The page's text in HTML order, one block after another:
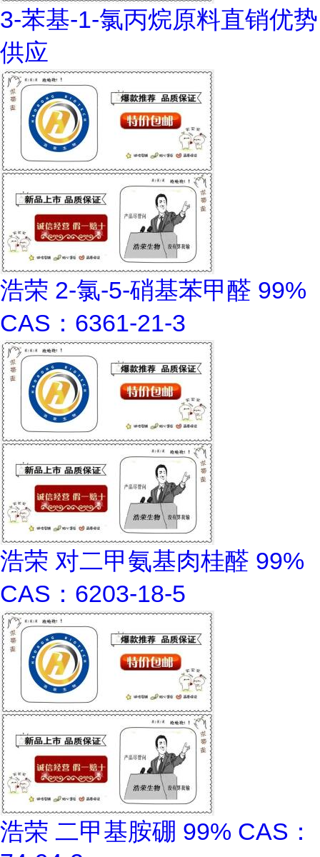
3-苯基-1-氯丙烷原料直销优势
供应
浩荣 2-氯-5-硝基苯甲醛 99%
CAS：6361-21-3
浩荣 对二甲氨基肉桂醛 99%
CAS：6203-18-5
浩荣 二甲基胺硼 99% CAS：